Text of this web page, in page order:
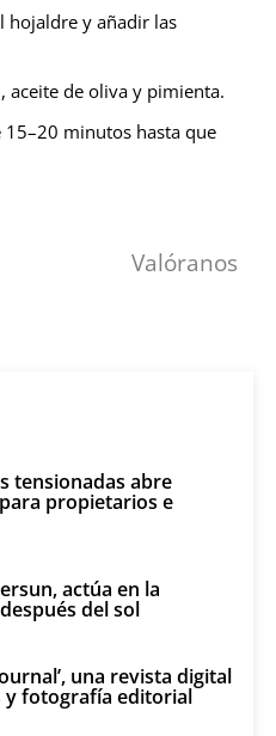
hojaldre y añadir las
aceite de oliva y pimienta.
15–20 minutos hasta que
Valóranos
tensionadas abre
propietarios e
actúa en la
del sol
una revista digital
y fotografía editorial